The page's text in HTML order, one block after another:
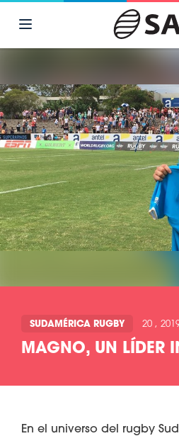
SUDAMÉRICA RUGBY 20 ,
MAGNO, UN LÍDER
En el universo del rugby